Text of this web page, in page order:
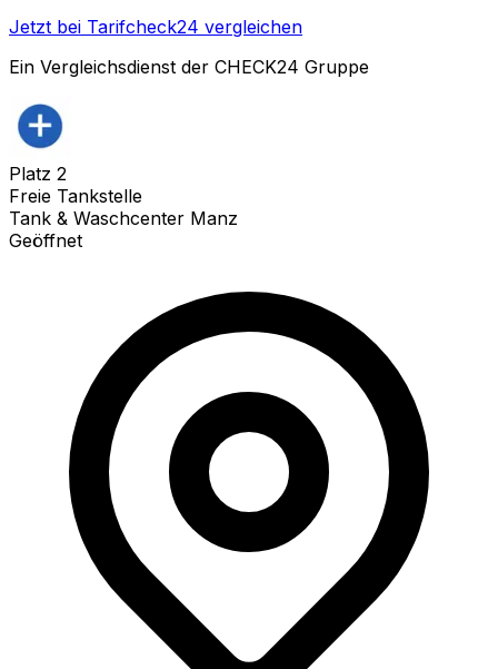
Jetzt bei Tarifcheck24 vergleichen
Ein Vergleichsdienst der CHECK24 Gruppe
Platz 2
Freie Tankstelle
Tank & Waschcenter Manz
Geöffnet